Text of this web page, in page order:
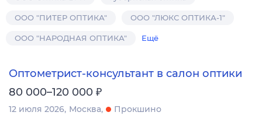
ООО "ПИТЕР ОПТИКА" ООО "ЛЮКС ОПТИКА-1"
ООО "НАРОДНАЯ ОПТИКА" Ещё
Оптометрист-консультант в салон оптики
80 000–120 000 ₽
12 июля 2026 Москва
Прокшино